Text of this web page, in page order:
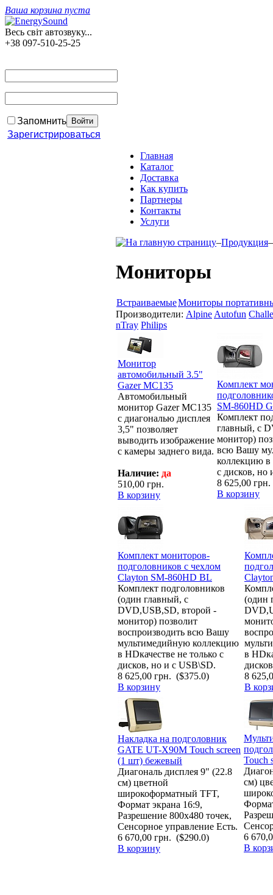
Ваша корзина пуста
Весь світ автозвуку...
+38 097-510-25-25
Запомнить
Зарегистрироваться
Главная
Каталог
Доставка
Как купить
Партнеры
Контакты
Услуги
–Продукция–
Мониторы
ВстраиваемыеМониторы
Производители: Alpine Autofun
nTray Philips
Монитор
автомобильный 3.5"
Gazer MC135
Автомобильный
монитор Gazer MC135
с диагональю дисплея
3,5" позволяет
выводить изображение
с камеры заднего вида.
Наличие: да
510,00 грн.
В корзину
Комплект
SM-860HD
Комплект
главный, с
монитор)
всю Вашу
коллекцию в
с дисков, но
8 625,00 грн.
В корзину
Комплект мониторов-
подголовников с чехлом
Clayton SM-860HD BL
Комплект подголовников
(один главный, с
DVD,USB,SD, второй -
монитор) позволит
воспроизводить всю Вашу
мультимедийную коллекцию
в HDкачестве не только с
дисков, но и с USB\SD.
8 625,00 грн. ($375.0)
В корзину
(один
в
8
В
Накладка на подголовник
GATE UT-Х90М Touch screen
(1 шт) бежевый
Диагональ дисплея 9" (22.8
см) цветной
широкоформатный TFT,
Формат экрана 16:9,
Разрешение 800x480 точек,
Сенсорное управление Есть.
6 670,00 грн. ($290.0)
В корзину
Touch
см)
6
В